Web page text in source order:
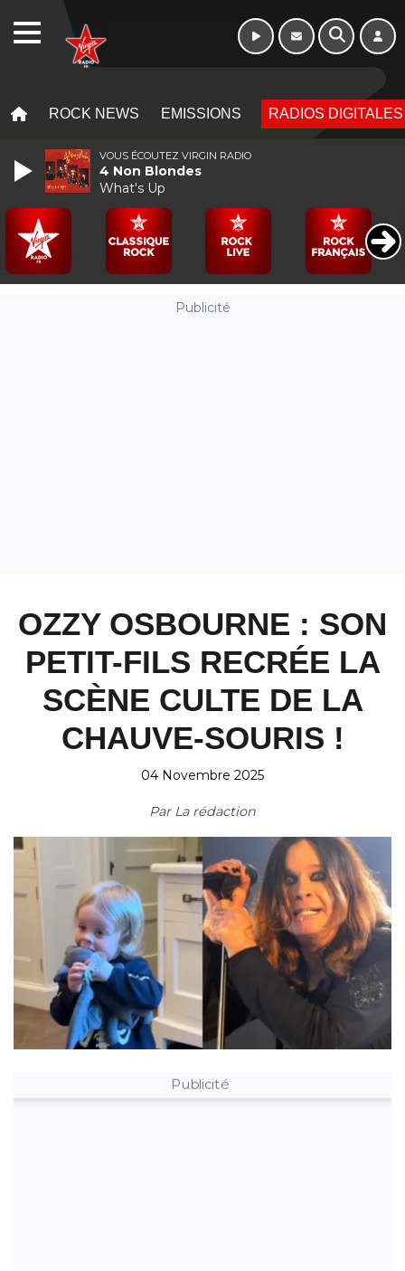
ROCK NEWS EMISSIONS RADIOS DIGITALES
Publicité
OZZY OSBOURNE : SON
PETIT-FILS RECRÉE LA
SCÈNE CULTE DE LA
CHAUVE-SOURIS !
04 Novembre 2025
Par La rédaction
Publicité
VOUS ÉCOUTEZ VIRGIN RADIO
4 Non Blondes
What's Up
WEBRADIO Week-end de 06h
à 12h